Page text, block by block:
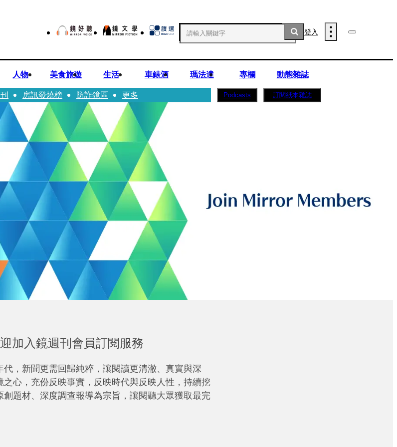
登入
人物 美食旅遊 生活 車錶酒 瑪法達 專欄
動態雜誌
房訊發燒榜 防詐鏡區 更多 Podcasts 訂閱紙本雜誌
加入鏡週刊會員訂閱服務
，新聞更需回歸純粹，讓閱讀更清澈、真實與深
之心，充份反映事實，反映時代與反映人性，持續挖
題材、深度調查報導為宗旨，讓閱聽大眾獲取最完